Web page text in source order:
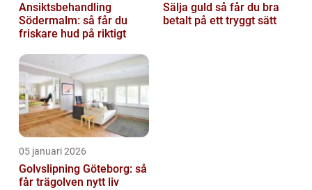
Ansiktsbehandling
Södermalm: så får du
friskare hud på riktigt
Sälja guld så får du bra
betalt på ett tryggt sätt
05 januari 2026
Golvslipning Göteborg: så
får trägolven nytt liv